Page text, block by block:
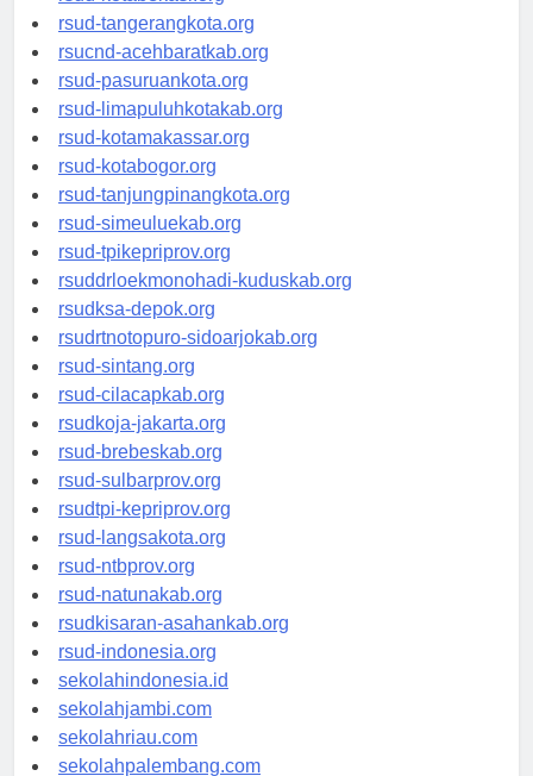
rsud-kotabekasi.org
rsud-tangerangkota.org
rsucnd-acehbaratkab.org
rsud-pasuruankota.org
rsud-limapuluhkotakab.org
rsud-kotamakassar.org
rsud-kotabogor.org
rsud-tanjungpinangkota.org
rsud-simeuluekab.org
rsud-tpikepriprov.org
rsuddrloekmonohadi-kuduskab.org
rsudksa-depok.org
rsudrtnotopuro-sidoarjokab.org
rsud-sintang.org
rsud-cilacapkab.org
rsudkoja-jakarta.org
rsud-brebeskab.org
rsud-sulbarprov.org
rsudtpi-kepriprov.org
rsud-langsakota.org
rsud-ntbprov.org
rsud-natunakab.org
rsudkisaran-asahankab.org
rsud-indonesia.org
sekolahindonesia.id
sekolahjambi.com
sekolahriau.com